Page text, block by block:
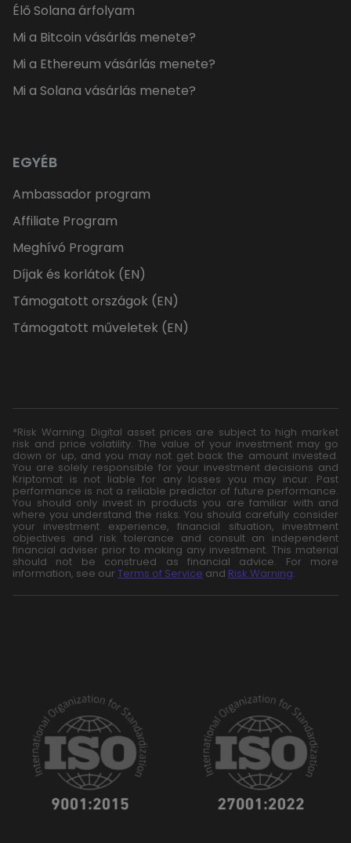
Élő Solana árfolyam
Mi a Bitcoin vásárlás menete?
Mi a Ethereum vásárlás menete?
Mi a Solana vásárlás menete?
EGYÉB
Ambassador program
Affiliate Program
Meghívó Program
Díjak és korlátok (EN)
Támogatott országok (EN)
Támogatott műveletek (EN)
*Risk Warning: Digital asset prices are subject to high market
risk and price volatility. The value of your investment may go
down or up, and you may not get back the amount invested.
You are solely responsible for your investment decisions and
Kriptomat is not liable for any losses you may incur. Past
performance is not a reliable predictor of future performance.
You should only invest in products you are familiar with and
where you understand the risks. You should carefully consider
your investment experience, financial situation, investment
objectives and risk tolerance and consult an independent
financial adviser prior to making any investment. This material
should not be construed as financial advice. For more
information, see our Terms of Service and Risk Warning.